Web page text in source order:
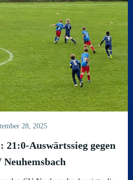
28, 2025
Auswärtssieg gegen
Neuhemsbach